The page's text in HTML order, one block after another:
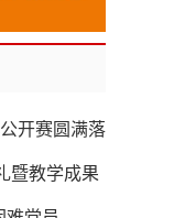
开赛圆满落
暨教学成果